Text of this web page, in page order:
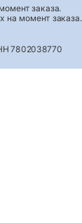
заказа.
на момент заказа.
7802038770